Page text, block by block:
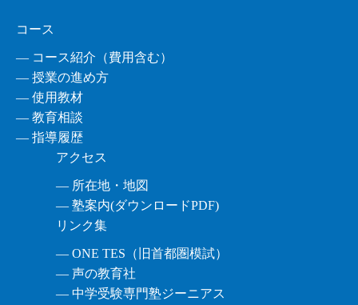
コース
― コース紹介（費用含む）
― 授業の進め方
― 使用教材
― 教育相談
― 指導履歴
アクセス
― 所在地・地図
― 塾案内(ダウンロードPDF)
リンク集
― ONE TES（旧首都圏模試）
― 声の教育社
― 中学受験専門塾ジーニアス